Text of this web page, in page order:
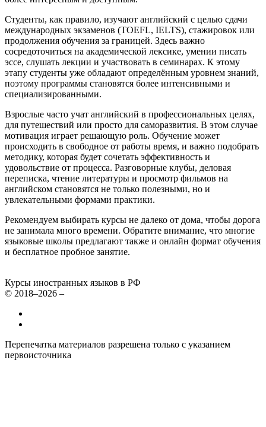
Студенты, как правило, изучают английский с целью сдачи
международных экзаменов (TOEFL, IELTS), стажировок или
продолжения обучения за границей. Здесь важно
сосредоточиться на академической лексике, умении писать
эссе, слушать лекции и участвовать в семинарах. К этому
этапу студенты уже обладают определённым уровнем знаний,
поэтому программы становятся более интенсивными и
специализированными.
Взрослые часто учат английский в профессиональных целях,
для путешествий или просто для саморазвития. В этом случае
мотивация играет решающую роль. Обучение может
происходить в свободное от работы время, и важно подобрать
методику, которая будет сочетать эффективность и
удовольствие от процесса. Разговорные клубы, деловая
переписка, чтение литературы и просмотр фильмов на
английском становятся не только полезными, но и
увлекательными формами практики.
Рекомендуем выбирать курсы не далеко от дома, чтобы дорога
не занимала много времени. Обратите внимание, что многие
языковые школы предлагают также и онлайн формат обучения
и бесплатное пробное занятие.
Курсы иностранных языков в РФ
© 2018–2026 –
Перепечатка материалов разрешена только с указанием
первоисточника